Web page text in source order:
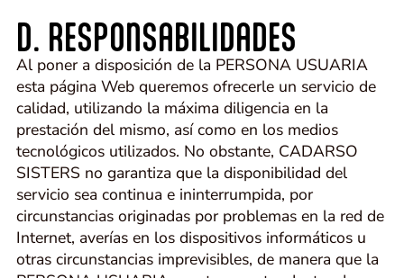
D. RESPONSABILIDADES
Al poner a disposición de la PERSONA USUARIA
esta página Web queremos ofrecerle un servicio de
calidad, utilizando la máxima diligencia en la
prestación del mismo, así como en los medios
tecnológicos utilizados. No obstante, CADARSO
SISTERS no garantiza que la disponibilidad del
servicio sea continua e ininterrumpida, por
circunstancias originadas por problemas en la red de
Internet, averías en los dispositivos informáticos u
otras circunstancias imprevisibles, de manera que la